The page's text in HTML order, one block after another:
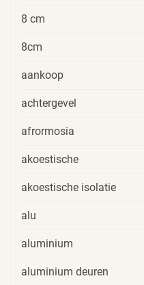
8 cm
8cm
aankoop
achtergevel
afrormosia
akoestische
akoestische isolatie
alu
aluminium
aluminium deuren